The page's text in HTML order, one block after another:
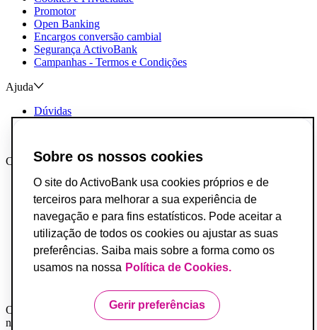
Promotor
Open Banking
Encargos conversão cambial
Segurança ActivoBank
Campanhas - Termos e Condições
Ajuda
Dúvidas
Canais AB
App ActivoBank
App ActivoTrader
Metaverso
Incumprimento de Contratos de Crédito
Fundo de Garantia de Depósitos
Resolução Alternativa de Conflitos do Consumo
Livro de Reclamações
O Banco ActivoBank, S.A. é um intermediário financeiro registado
na Comissão do Mercado de Valores Mobiliários e encontra-se
Sobre os nossos cookies
O site do ActivoBank usa cookies próprios e de
terceiros para melhorar a sua experiência de
navegação e para fins estatísticos. Pode aceitar a
utilização de todos os cookies ou ajustar as suas
preferências. Saiba mais sobre a forma como os
usamos na nossa Política de Cookies.
Gerir preferências